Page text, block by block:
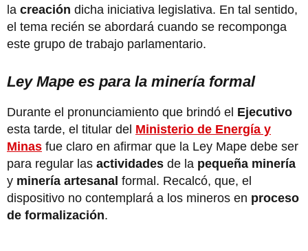
la creación dicha iniciativa legislativa. En tal sentido,
el tema recién se abordará cuando se recomponga
este grupo de trabajo parlamentario.
Ley Mape es para la minería formal
Durante el pronunciamiento que brindó el Ejecutivo
esta tarde, el titular del Ministerio de Energía y
Minas fue claro en afirmar que la Ley Mape debe ser
para regular las actividades de la pequeña minería
y minería artesanal formal. Recalcó, que, el
dispositivo no contemplará a los mineros en proceso
de formalización.